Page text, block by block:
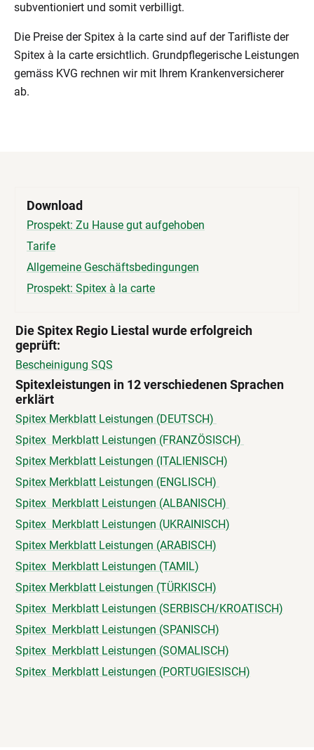
subventioniert und somit verbilligt.
Die Preise der Spitex à la carte sind auf der Tarifliste der
Spitex à la carte ersichtlich. Grundpflegerische Leistungen
gemäss KVG rechnen wir mit Ihrem Krankenversicherer
ab.
Download
Prospekt: Zu Hause gut aufgehoben
Tarife
Allgemeine Geschäftsbedingungen
Prospekt: Spitex à la carte
Die Spitex Regio Liestal wurde erfolgreich
geprüft:
Bescheinigung SQS
Spitexleistungen in 12 verschiedenen Sprachen
erklärt
Spitex Merkblatt Leistungen (DEUTSCH)
Spitex Merkblatt Leistungen (FRANZÖSISCH)
Spitex Merkblatt Leistungen (ITALIENISCH)
Spitex Merkblatt Leistungen (ENGLISCH)
Spitex Merkblatt Leistungen (ALBANISCH)
Spitex Merkblatt Leistungen (UKRAINISCH)
Spitex Merkblatt Leistungen (ARABISCH)
Spitex Merkblatt Leistungen (TAMIL)
Spitex Merkblatt Leistungen (TÜRKISCH)
Spitex Merkblatt Leistungen (SERBISCH/KROATISCH)
Spitex Merkblatt Leistungen (SPANISCH)
Spitex Merkblatt Leistungen (SOMALISCH)
Spitex Merkblatt Leistungen (PORTUGIESISCH)